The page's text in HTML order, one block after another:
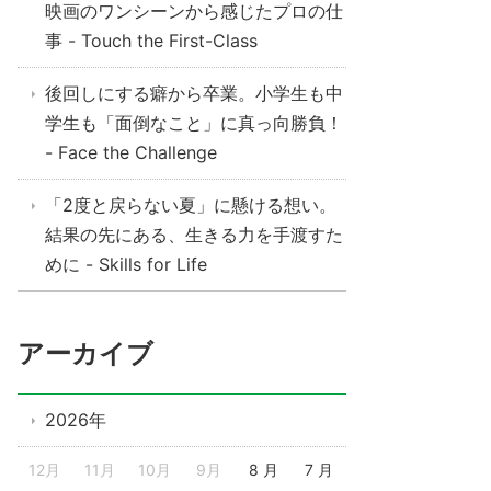
映画のワンシーンから感じたプロの仕
事 - Touch the First-Class
後回しにする癖から卒業。小学生も中
学生も「面倒なこと」に真っ向勝負！
- Face the Challenge
「2度と戻らない夏」に懸ける想い。
結果の先にある、生きる力を手渡すた
めに - Skills for Life
アーカイブ
2026年
12月 11月 10月 9月 8 月 7 月